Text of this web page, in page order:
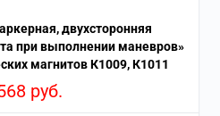
двухсторонняя
при выполнении маневров»
магнитов К1009, К1011
руб.